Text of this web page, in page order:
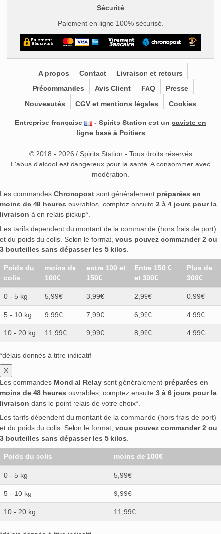
Sécurité
Paiement en ligne 100% sécurisé.
A propos Contact
Livraison et retours
Précommandes
Avis Client FAQ
Presse
Nouveautés
CGV et mentions légales Cookies
Entreprise française - Spirits Station est un caviste en
ligne basé à Poitiers
© 2018 - 2026 / Spirits Station - Tous droits réservés
L'abus d'alcool est dangereux pour la santé. A consommer avec
modération.
Les commandes Chronopost sont généralement préparées en
moins de 48 heures ouvrables, comptez ensuite 2 à 4 jours pour la
livraison à en relais pickup*.
Les tarifs dépendent du montant de la commande (hors frais de port)
et du poids du colis. Selon le format, vous pouvez commander 2 ou
3 bouteilles sans dépasser les 5 kilos.
Poids du
colis
moins de
100€
entre 100 et
150€
Entre 150 €
et 300€
Plus de
300€
0 - 5 kg 5,99€ 3,99€ 2,99€ 0.99€
5 - 10 kg 9,99€ 7,99€ 6,99€ 4.99€
10 - 20 kg 11,99€ 9,99€ 8,99€ 4.99€
*délais donnés à titre indicatif
X
Les commandes Mondial Relay sont généralement préparées en
moins de 48 heures ouvrables, comptez ensuite 3 à 6 jours pour la
livraison dans le point relais de votre choix*.
Les tarifs dépendent du montant de la commande (hors frais de port)
et du poids du colis. Selon le format, vous pouvez commander 2 ou
3 bouteilles sans dépasser les 5 kilos.
Poids du colis moins de 100€
0 - 5 kg 5,99€
5 - 10 kg 9,99€
10 - 20 kg 11,99€